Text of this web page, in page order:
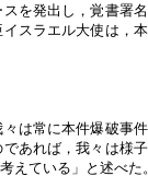
を発出し，覚書署
スラエル大使は，
は常に本件爆破事
あれば，我々は様
えている」と述べた